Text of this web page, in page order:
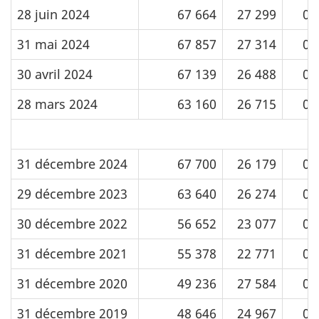
28 juin 2024 67 664 27 299
0
31 mai 2024
67 857 27 314
0
30 avril 2024
67 139 26 488
0
28 mars 2024
63 160 26 715 0
31 décembre 2024 67 700 26 179
0
29 décembre 2023
63 640 26 274
0
30 décembre 2022
56 652 23 077
0
31 décembre 2021
55 378 22 771
0
31 décembre 2020
49 236 27 584
0
31 décembre 2019
48 646 24 967 0